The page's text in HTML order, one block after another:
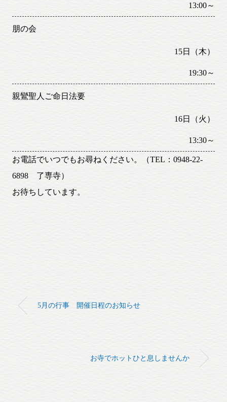
13:00～
朋の会
15日（木）
19:30～
親鸞聖人ご命日法要
16日（火）
13:30～
お電話でいつでもお尋ねください。（TEL：0948-22-
6898 了専寺）
お待ちしています。
5月の行事 開催日程のお知らせ
お寺でホットひと息しませんか